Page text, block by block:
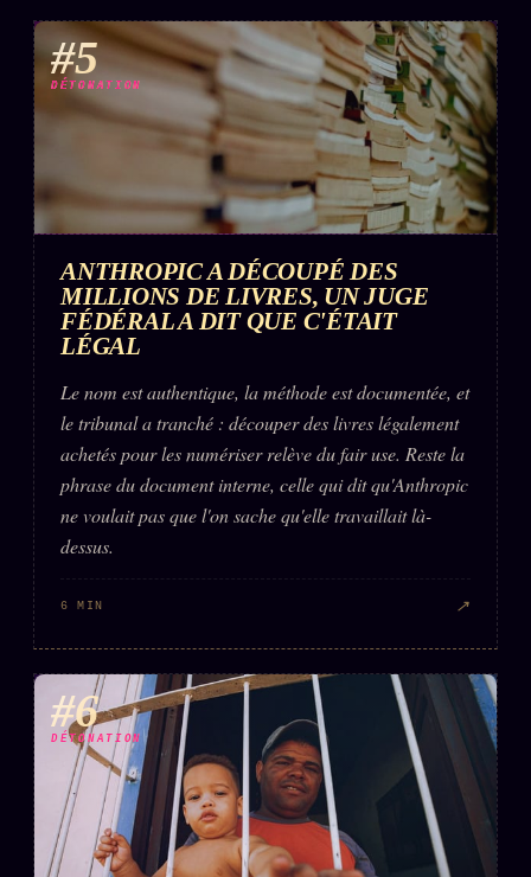
#5
DÉTONATION
ANTHROPIC A DÉCOUPÉ DES
MILLIONS DE LIVRES, UN JUGE
FÉDÉRAL A DIT QUE C'ÉTAIT
LÉGAL
Le nom est authentique, la méthode est documentée, et
le tribunal a tranché : découper des livres légalement
achetés pour les numériser relève du fair use. Reste la
phrase du document interne, celle qui dit qu'Anthropic
ne voulait pas que l'on sache qu'elle travaillait là-
dessus.
6 MIN ↗
#6
DÉTONATION